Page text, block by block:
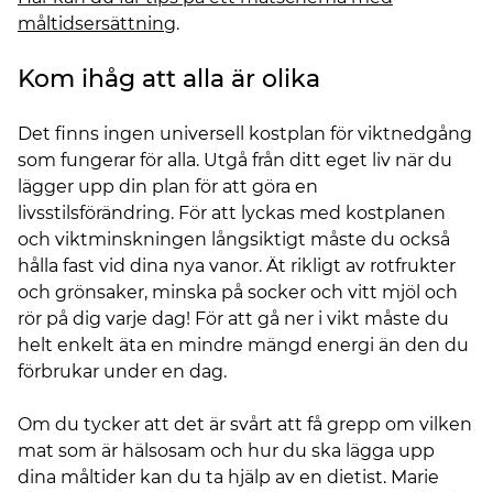
måltidsersättning.
Kom ihåg att alla är olika
Det finns ingen universell kostplan för viktnedgång
som fungerar för alla. Utgå från ditt eget liv när du
lägger upp din plan för att göra en
livsstilsförändring. För att lyckas med kostplanen
och viktminskningen långsiktigt måste du också
hålla fast vid dina nya vanor. Ät rikligt av rotfrukter
och grönsaker, minska på socker och vitt mjöl och
rör på dig varje dag! För att gå ner i vikt måste du
helt enkelt äta en mindre mängd energi än den du
förbrukar under en dag.
Om du tycker att det är svårt att få grepp om vilken
mat som är hälsosam och hur du ska lägga upp
dina måltider kan du ta hjälp av en dietist. Marie